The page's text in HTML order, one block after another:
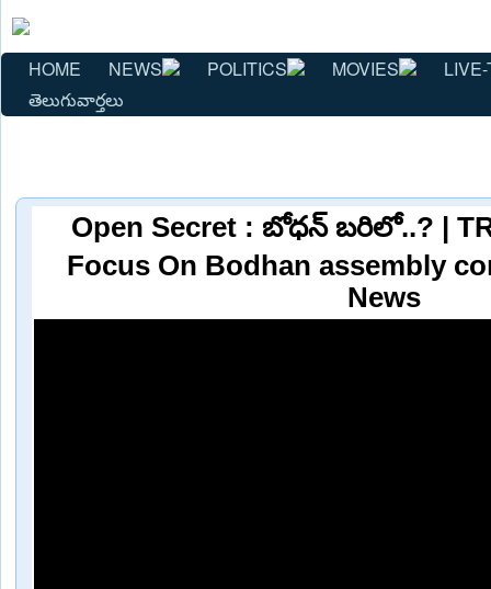
HOME NEWS POLITICS MOVIES
తెలుగువార్తలు
Open Secret : బోధన్ బరిలో..? |
Focus On Bodhan assembly
News